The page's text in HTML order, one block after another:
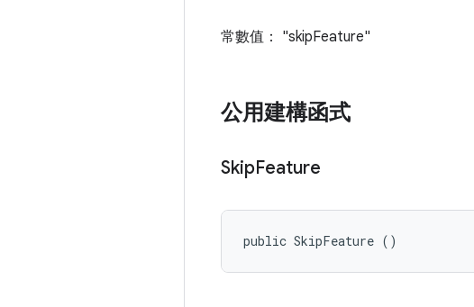
常數值： "skipFeature"
公用建構函式
SkipFeature
public SkipFeature ()